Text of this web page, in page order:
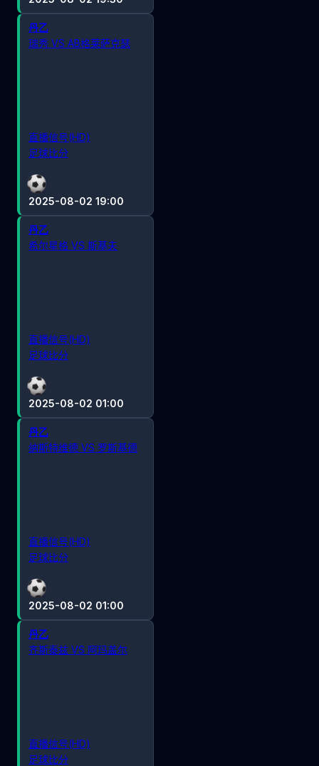
2025-08-02 19:00
丹乙
瑞秀 VS AB格莱萨克瑟
直播信号(HD)
足球比分
2025-08-02 01:00
丹乙
希尔星格 VS 斯基夫
直播信号(HD)
足球比分
2025-08-02 01:00
丹乙
纳斯特维德 VS 罗斯基德
直播信号(HD)
足球比分
丹乙
齐斯泰兹 VS 阿玛盖尔
直播信号(HD)
足球比分